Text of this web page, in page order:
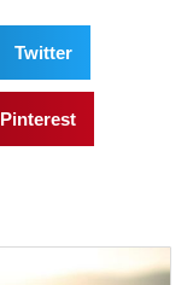
Twitter
Pinterest